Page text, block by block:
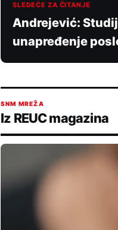
SLEDEĆE ZA ČITANJE
Andrejević:
unapređenje
SNM MREŽA
Iz REUC magazina